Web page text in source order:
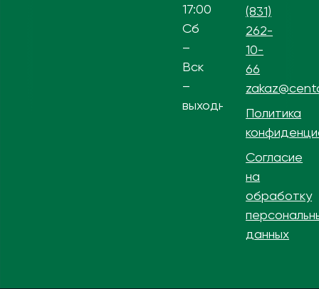
17:00
Сб
–
Вск
–
выходной
(831)
262-
10-
66
Политика
Согласие
на
обработку
данных